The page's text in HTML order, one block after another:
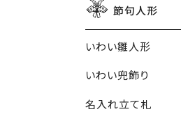
節句人形
いわい雛人形
いわい兜飾り
名入れ立て札